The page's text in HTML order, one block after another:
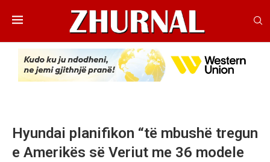
Hyundai planifikon “të mbushë tregun
e Amerikës së Veriut me 36 modele